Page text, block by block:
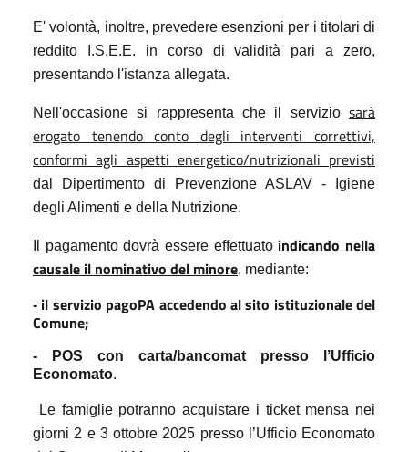
E' volontà, inoltre, prevedere esenzioni per i titolari di
reddito I.S.E.E. in corso di validità pari a zero,
presentando l'istanza allegata.
Nell'occasione si rappresenta che il servizio sarà
erogato tenendo conto degli interventi correttivi,
conformi agli aspetti energetico/nutrizionali previsti
dal Dipertimento di Prevenzione ASLAV - Igiene
degli Alimenti e della Nutrizione.
Il pagamento dovrà essere effettuato indicando nella
causale il nominativo del minore, mediante:
- il servizio pagoPA accedendo al sito istituzionale del
Comune;
- POS con carta/bancomat presso l’Ufficio
Economato.
Le famiglie potranno acquistare i ticket mensa nei
giorni 2 e 3 ottobre 2025 presso l’Ufficio Economato